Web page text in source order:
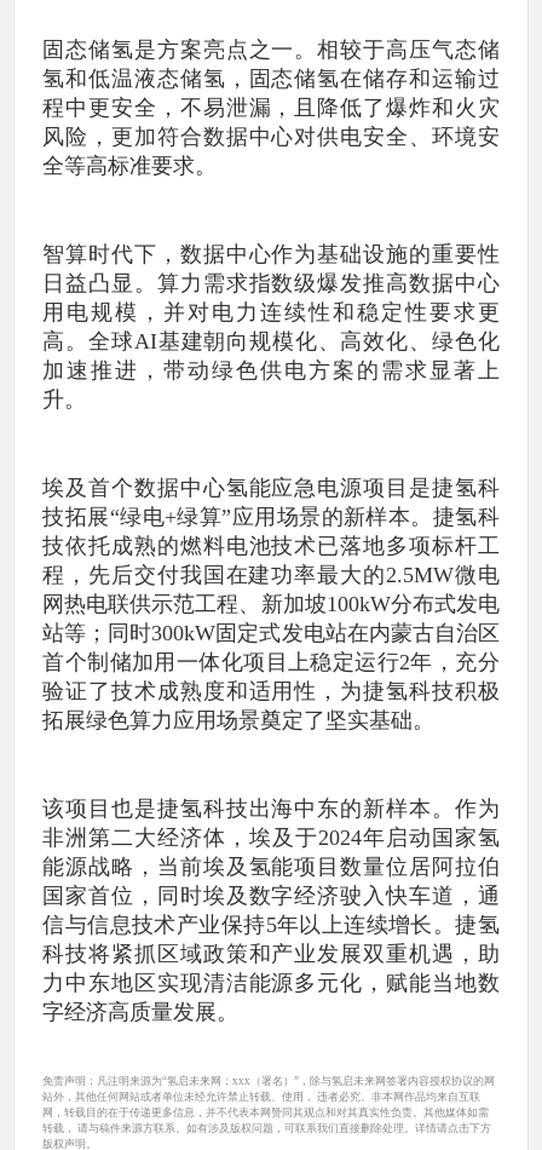
固态储氢是方案亮点之一。相较于高压气态储
氢和低温液态储氢，固态储氢在储存和运输过
程中更安全，不易泄漏，且降低了爆炸和火灾
风险，更加符合数据中心对供电安全、环境安
全等高标准要求。
智算时代下，数据中心作为基础设施的重要性
日益凸显。算力需求指数级爆发推高数据中心
用电规模，并对电力连续性和稳定性要求更
高。全球AI基建朝向规模化、高效化、绿色化
加速推进，带动绿色供电方案的需求显著上
升。
埃及首个数据中心氢能应急电源项目是捷氢科
技拓展“绿电+绿算”应用场景的新样本。捷氢科
技依托成熟的燃料电池技术已落地多项标杆工
程，先后交付我国在建功率最大的2.5MW微电
网热电联供示范工程、新加坡100kW分布式发电
站等；同时300kW固定式发电站在内蒙古自治区
首个制储加用一体化项目上稳定运行2年，充分
验证了技术成熟度和适用性，为捷氢科技积极
拓展绿色算力应用场景奠定了坚实基础。
该项目也是捷氢科技出海中东的新样本。作为
非洲第二大经济体，埃及于2024年启动国家氢
能源战略，当前埃及氢能项目数量位居阿拉伯
国家首位，同时埃及数字经济驶入快车道，通
信与信息技术产业保持5年以上连续增长。捷氢
科技将紧抓区域政策和产业发展双重机遇，助
力中东地区实现清洁能源多元化，赋能当地数
字经济高质量发展。
免责声明：凡注明来源为“氢启未来网：xxx（署名）”，除与氢启未来网签署内容授权协议的网
站外，其他任何网站或者单位未经允许禁止转载、使用， 违者必究。非本网作品均来自互联
网，转载目的在于传递更多信息，并不代表本网赞同其观点和对其真实性负责。其他媒体如需
转载， 请与稿件来源方联系。如有涉及版权问题，可联系我们直接删除处理。详情请点击下方
版权声明。